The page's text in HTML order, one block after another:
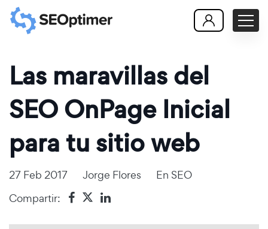
Las maravillas del
SEO OnPage Inicial
para tu sitio web
27 Feb 2017 Jorge Flores En SEO
Compartir: